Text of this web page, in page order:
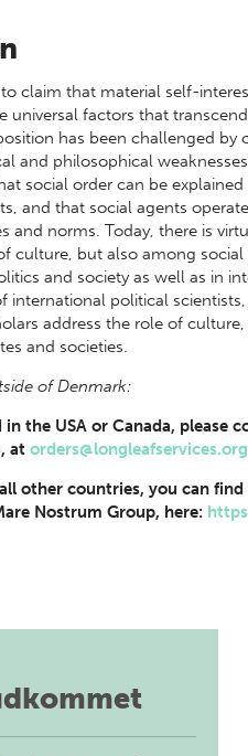
claim that material self-
universal factors that
has been challenged by
and philosophical
social order can be
and that social agents
and norms. Today, there is
culture, but also among
and society as well as in
international political
address the role of
and societies.
of Denmark:
the USA or Canada, please
atorders@longleafservices.org
other countries, you can
Nostrum Group, here: